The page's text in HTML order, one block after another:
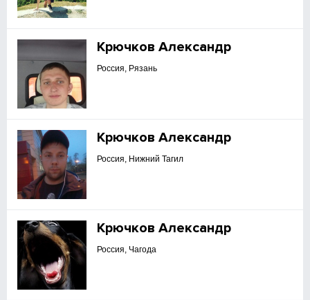
Крючков Александр
Россия, Рязань
Крючков Александр
Россия, Нижний Тагил
Крючков Александр
Россия, Чагода